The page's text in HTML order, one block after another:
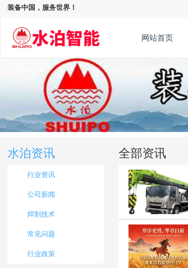
装备中国，服务世界！
网站首页
水泊资讯
行业资讯
公司新闻
焊割技术
常见问题
行业政策
全部资讯